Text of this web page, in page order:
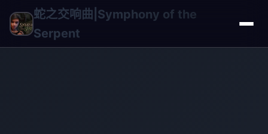
蛇之交响曲|Symphony of the
Serpent